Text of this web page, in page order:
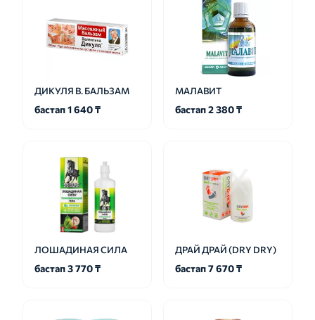
ДИКУЛЯ В. БАЛЬЗАМ
бастап 1 640 ₸
МАЛАВИТ
бастап 2 380 ₸
ЛОШАДИНАЯ СИЛА
бастап 3 770 ₸
ДРАЙ ДРАЙ (DRY DRY)
бастап 7 670 ₸